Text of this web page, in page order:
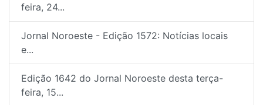
feira, 24...
Jornal Noroeste - Edição 1572: Notícias locais
e...
Edição 1642 do Jornal Noroeste desta terça-
feira, 15...